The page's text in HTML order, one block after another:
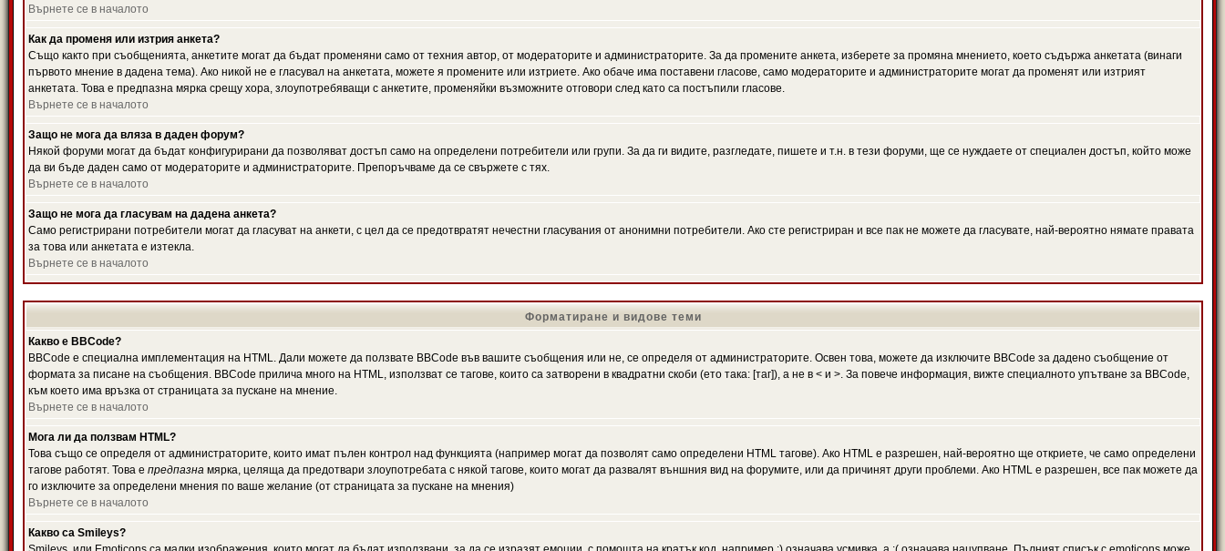
Върнете се в началото
Как да променя или изтрия анкета?
Също както при съобщенията, анкетите могат да бъдат променяни само от техния автор, от модераторите и администраторите. За да промените анкета, изберете за промяна мнението, което съдържа анкетата (винаги
първото мнение в дадена тема). Ако никой не е гласувал на анкетата, можете я промените или изтриете. Ако обаче има поставени гласове, само модераторите и администраторите могат да променят или изтрият
анкетата. Това е предпазна мярка срещу хора, злоупотребяващи с анкетите, променяйки възможните отговори след като са постъпили гласове.
Върнете се в началото
Защо не мога да вляза в даден форум?
Някой форуми могат да бъдат конфигурирани да позволяват достъп само на определени потребители или групи. За да ги видите, разгледате, пишете и т.н. в тези форуми, ще се нуждаете от специален достъп, който може
да ви бъде даден само от модераторите и администраторите. Препоръчваме да се свържете с тях.
Върнете се в началото
Защо не мога да гласувам на дадена анкета?
Само регистрирани потребители могат да гласуват на анкети, с цел да се предотвратят нечестни гласувания от анонимни потребители. Ако сте регистриран и все пак не можете да гласувате, най-вероятно нямате правата
за това или анкетата е изтекла.
Върнете се в началото
Форматиране и видове теми
Какво е BBCode?
BBCode е специална имплементация на HTML. Дали можете да ползвате BBCode във вашите съобщения или не, се определя от администраторите. Освен това, можете да изключите BBCode за дадено съобщение от
формата за писане на съобщения. BBCode прилича много на HTML, използват се тагове, които са затворени в квадратни скоби (ето така: [таг]), а не в < и >. За повече информация, вижте специалното упътване за BBCode,
към което има връзка от страницата за пускане на мнение.
Върнете се в началото
Мога ли да ползвам HTML?
Това също се определя от администраторите, които имат пълен контрол над функцията (например могат да позволят само определени HTML тагове). Ако HTML е разрешен, най-вероятно ще откриете, че само определени
тагове работят. Това е предпазна мярка, целяща да предотвари злоупотребата с някой тагове, които могат да развалят външния вид на форумите, или да причинят други проблеми. Ако HTML е разрешен, все пак можете да
го изключите за определени мнения по ваше желание (от страницата за пускане на мнения)
Върнете се в началото
Какво са Smileys?